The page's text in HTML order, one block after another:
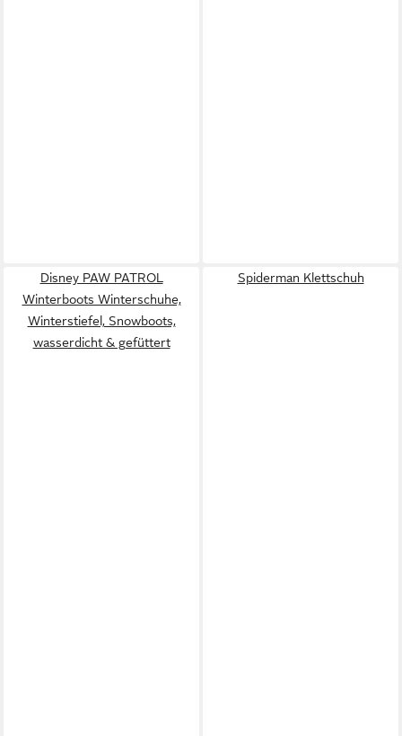
Disney PAW PATROL
Winterboots Winterschuhe,
Winterstiefel, Snowboots,
wasserdicht & gefüttert
Spiderman Klettschuh